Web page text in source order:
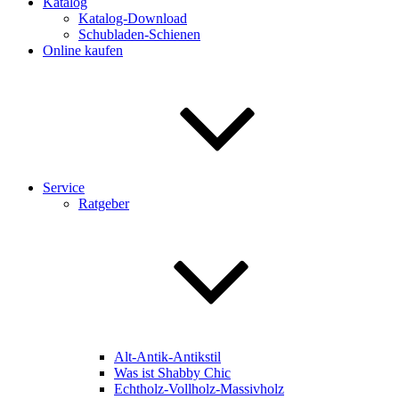
Katalog-Download
Schubladen-Schienen
Online kaufen
Service
Ratgeber
Alt-Antik-Antikstil
Was ist Shabby Chic
Echtholz-Vollholz-Massivholz